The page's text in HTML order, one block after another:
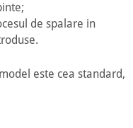
de spalare in
este cea standard,